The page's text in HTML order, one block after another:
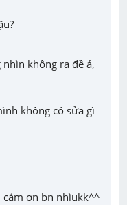
không ra đề á,
không có sửa gì
ơn bn nhìukk^^